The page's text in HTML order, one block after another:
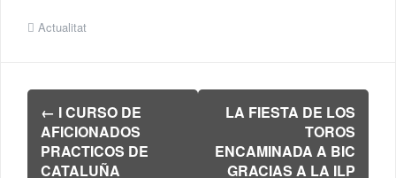
Actualitat
Navegación
de
entradas
← I CURSO DE
AFICIONADOS
PRACTICOS DE
CATALUÑA
LA FIESTA DE LOS
TOROS
ENCAMINADA A BIC
GRACIAS A LA ILP